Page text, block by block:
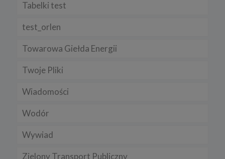
Tabelki test
test_orlen
Towarowa Giełda Energii
Twoje Pliki
Wiadomości
Wodór
Wywiad
Zielony Transport Publiczny